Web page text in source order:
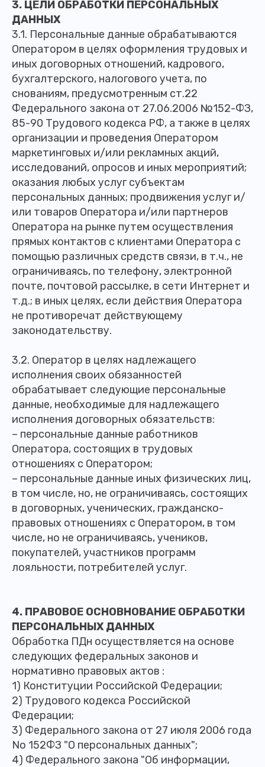
3. ЦЕЛИ ОБРАБОТКИ ПЕРСОНАЛЬНЫХ
ДАННЫХ
3.1. Персональные данные обрабатываются
Оператором в целях оформления трудовых и
иных договорных отношений, кадрового,
бухгалтерского, налогового учета, по
снованиям, предусмотренным ст.22
Федерального закона от 27.06.2006 №152-ФЗ,
85-90 Трудового кодекса РФ, а также в целях
организации и проведения Оператором
маркетинговых и/или рекламных акций,
исследований, опросов и иных мероприятий;
оказания любых услуг субъектам
персональных данных; продвижения услуг и/
или товаров Оператора и/или партнеров
Оператора на рынке путем осуществления
прямых контактов с клиентами Оператора с
помощью различных средств связи, в т.ч., не
ограничиваясь, по телефону, электронной
почте, почтовой рассылке, в сети Интернет и
т.д.; в иных целях, если действия Оператора
не противоречат действующему
законодательству.
3.2. Оператор в целях надлежащего
исполнения своих обязанностей
обрабатывает следующие персональные
данные, необходимые для надлежащего
исполнения договорных обязательств:
– персональные данные работников
Оператора, состоящих в трудовых
отношениях с Оператором;
– персональные данные иных физических лиц,
в том числе, но, не ограничиваясь, состоящих
в договорных, ученических, гражданско-
правовых отношениях с Оператором, в том
числе, но не ограничиваясь, учеников,
покупателей, участников программ
лояльности, потребителей услуг.
4. ПРАВОВОЕ ОСНОВНОВАНИЕ ОБРАБОТКИ
ПЕРСОНАЛЬНЫХ ДАННЫХ
Обработка ПДн осуществляется на основе
следующих федеральных законов и
нормативно­ правовых актов :
1) Конституции Российской Федерации;
2) Трудового кодекса Российской
Федерации;
3) Федерального закона от 27 июля 2006 года
No 152­ФЗ "О персональных данных";
4) Федерального закона "Об информации,